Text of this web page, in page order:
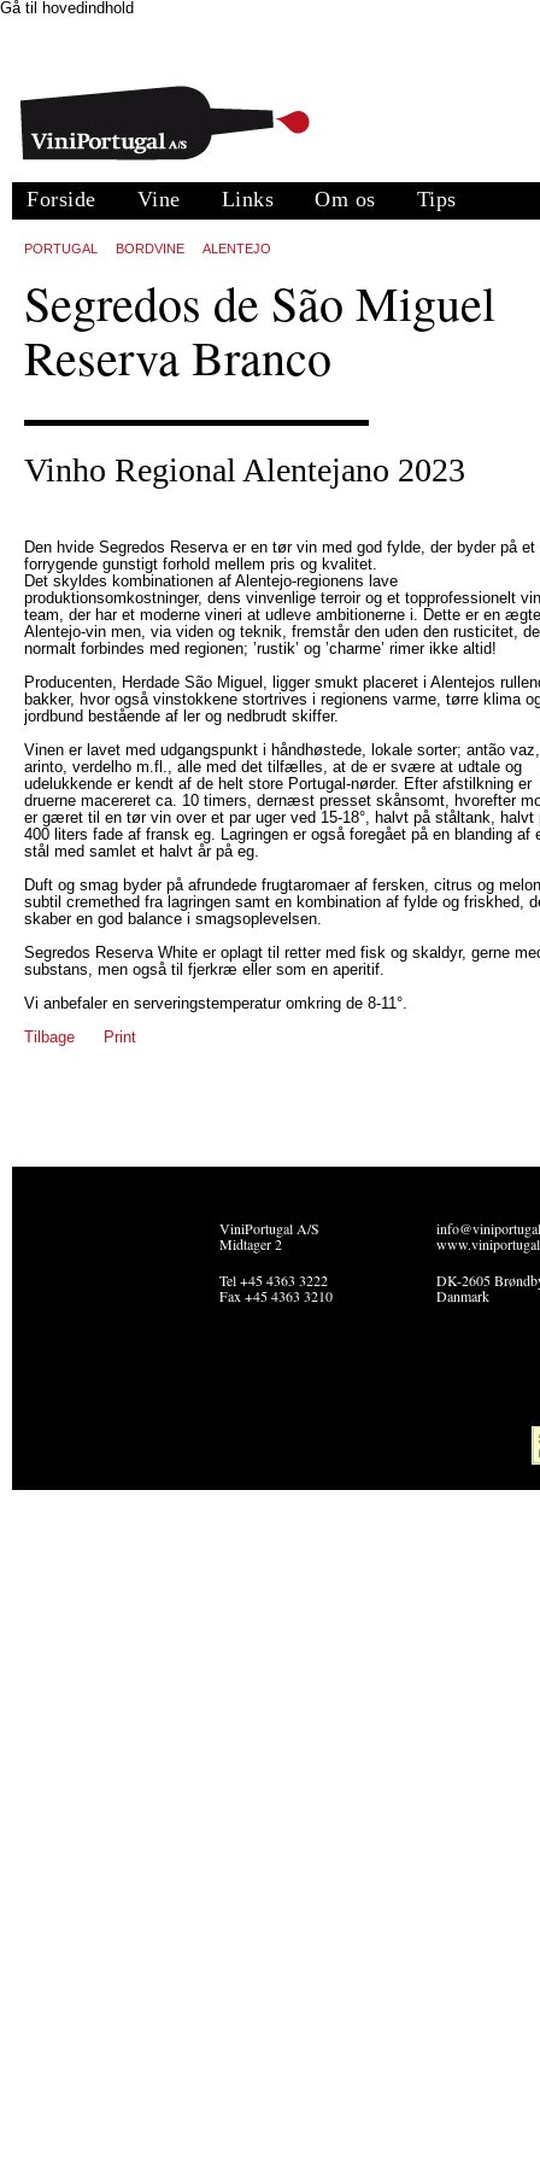
Gå til hovedindhold
Forside Vine Links Om os Tips
PORTUGAL BORDVINE ALENTEJO
Segredos de São Miguel
Reserva Branco
Vinho Regional Alentejano 2023
Den hvide Segredos Reserva er en tør vin med god fylde, der byder på et
forrygende gunstigt forhold mellem pris og kvalitet.
Det skyldes kombinationen af Alentejo-regionens lave
produktionsomkostninger, dens vinvenlige terroir og et topprofessionelt
team, der har et moderne vineri at udleve ambitionerne i. Dette er en ægte
Alentejo-vin men, via viden og teknik, fremstår den uden den rusticitet,
normalt forbindes med regionen; ’rustik’ og ’charme’ rimer ikke altid!
Producenten, Herdade São Miguel, ligger smukt placeret i Alentejos
bakker, hvor også vinstokkene stortrives i regionens varme, tørre klima
jordbund bestående af ler og nedbrudt skiffer.
Vinen er lavet med udgangspunkt i håndhøstede, lokale sorter; antão vaz,
arinto, verdelho m.fl., alle med det tilfælles, at de er svære at udtale og
udelukkende er kendt af de helt store Portugal-nørder. Efter afstilkning er
druerne macereret ca. 10 timers, dernæst presset skånsomt, hvorefter
er gæret til en tør vin over et par uger ved 15-18°, halvt på ståltank, halvt
400 liters fade af fransk eg. Lagringen er også foregået på en blanding af
stål med samlet et halvt år på eg.
Duft og smag byder på afrundede frugtaromaer af fersken, citrus og
subtil cremethed fra lagringen samt en kombination af fylde og friskhed,
skaber en god balance i smagsoplevelsen.
Segredos Reserva White er oplagt til retter med fisk og skaldyr, gerne
substans, men også til fjerkræ eller som en aperitif.
Vi anbefaler en serveringstemperatur omkring de 8-11°.
Tilbage
Print
ViniPortugal A/S
Midtager 2
Tel +45 4363 3222
Fax +45 4363 3210
DK-2605
Danmark